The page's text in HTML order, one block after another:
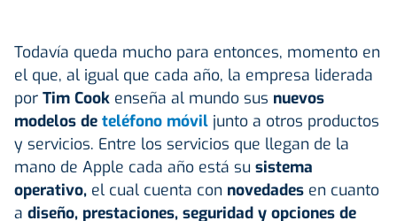
Todavía queda mucho para entonces, momento en
el que, al igual que cada año, la empresa liderada
por Tim Cook enseña al mundo sus nuevos
modelos de teléfono móvil junto a otros productos
y servicios. Entre los servicios que llegan de la
mano de Apple cada año está su sistema
operativo, el cual cuenta con novedades en cuanto
a diseño, prestaciones, seguridad y opciones de